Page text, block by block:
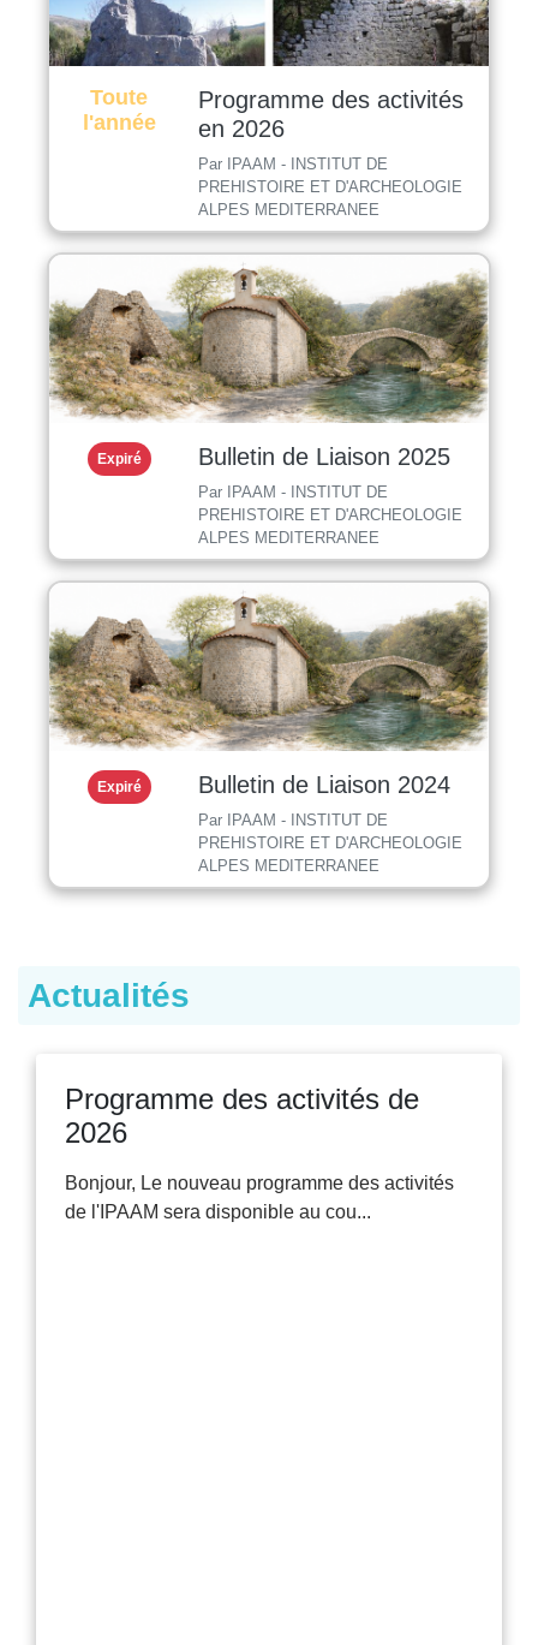
Toute
l'année
Programme des activités
en 2026
Par IPAAM - INSTITUT DE
PREHISTOIRE ET D'ARCHEOLOGIE
ALPES MEDITERRANEE
Expiré Bulletin de Liaison 2025
Par IPAAM - INSTITUT DE
PREHISTOIRE ET D'ARCHEOLOGIE
ALPES MEDITERRANEE
Expiré Bulletin de Liaison 2024
Par IPAAM - INSTITUT DE
PREHISTOIRE ET D'ARCHEOLOGIE
ALPES MEDITERRANEE
Actualités
Programme des activités de
2026
Bonjour, Le nouveau programme des activités
de l'IPAAM sera disponible au cou...